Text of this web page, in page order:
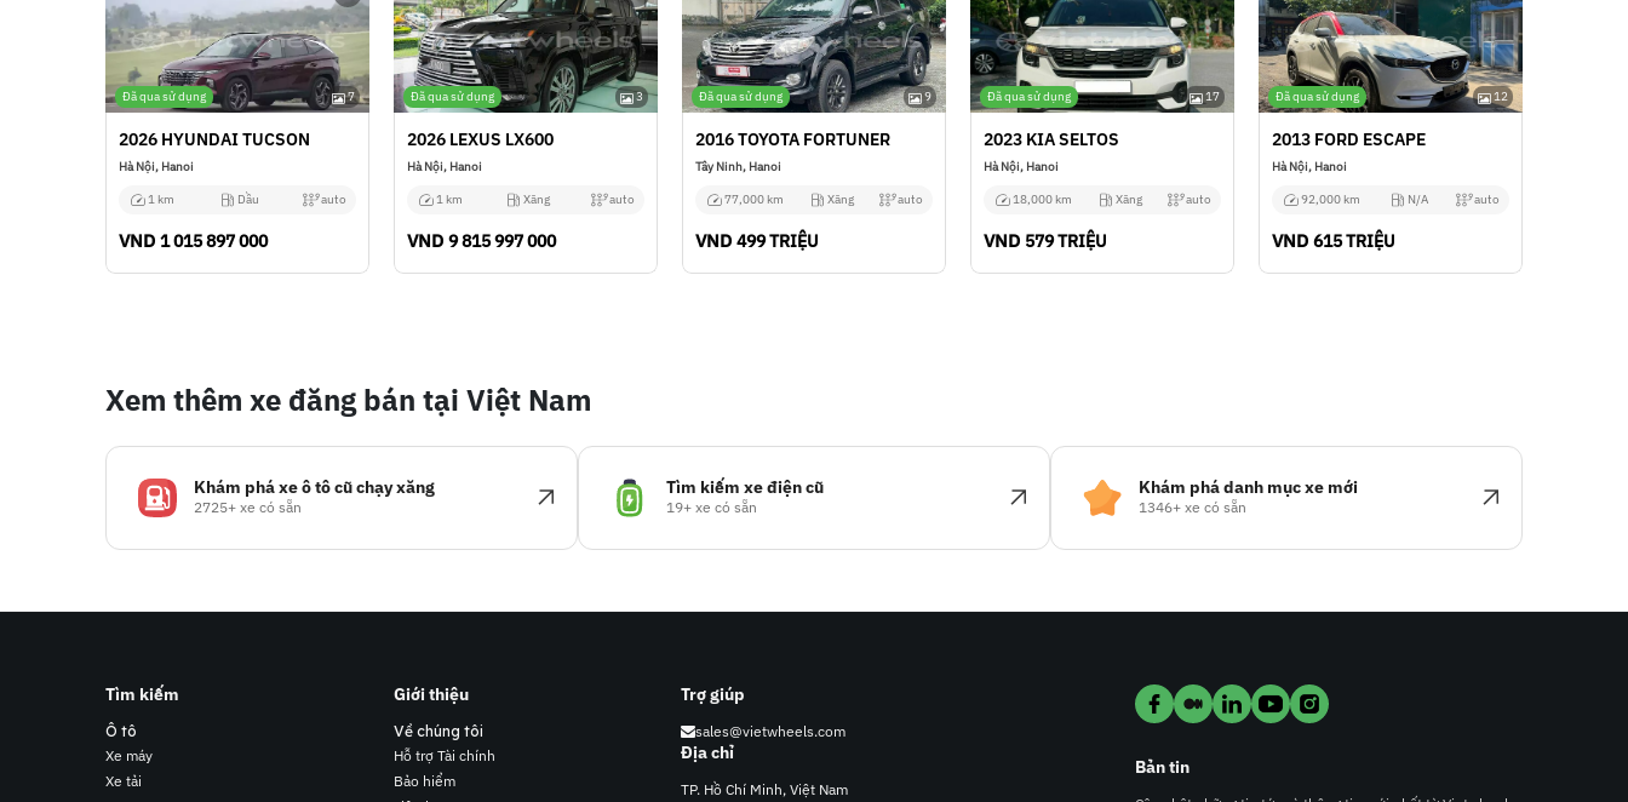
Đã qua sử dụng 7
2026 HYUNDAI TUCSON
Hà Nội, Hanoi
1 km Dầu auto
VND 1 015 897 000
Đã qua sử dụng 3
2026 LEXUS LX600
Hà Nội, Hanoi
1 km Xăng auto
VND 9 815 997 000
Đã qua sử dụng 9
2016 TOYOTA FORTUNER
Tây Ninh, Hanoi
77,000 km Xăng auto
VND 499 TRIỆU
Đã qua sử dụng 17
2023 KIA SELTOS
Hà Nội, Hanoi
18,000 km Xăng auto
VND 579 TRIỆU
Đã qua sử dụng 12
2013 FORD ESCAPE
Hà Nội, Hanoi
92,000 km N/A auto
VND 615 TRIỆU
Xem thêm xe đăng bán tại Việt Nam
Khám phá xe ô tô cũ chạy xăng
2725+ xe có sẵn
Tìm kiếm xe điện cũ
19+ xe có sẵn
Khám phá danh mục xe mới
1346+ xe có sẵn
Tìm kiếm
Ô tô
Xe máy
Xe tải
Giới thiệu
Về chúng tôi
Hỗ trợ Tài chính
Bảo hiểm
Địa chỉ
TP. Hồ Chí Minh, Việt Nam
Trợ giúp
sales@vietwheels.com
Bản tin